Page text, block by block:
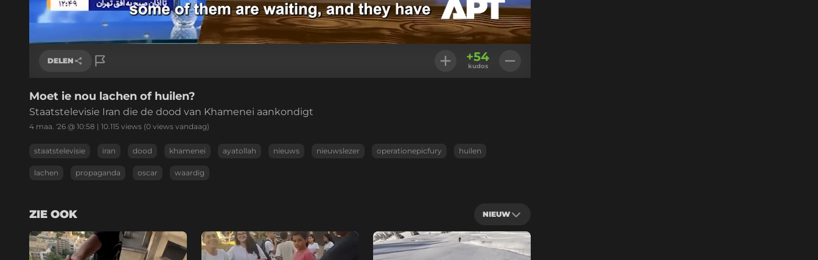
Geladen:
DELEN
Link kopiëren
+54
kudos
Moet ie nou lachen of huilen?
Staatstelevisie Iran die de dood van Khamenei aankondigt
4 maa. '26 @ 10:58 | 10.115 views (0 views vandaag)
staatstelevisie iran dood khamenei ayatollah nieuws nieuwslezer operationepicfury huilen
lachen propaganda oscar waardig
ZIE OOK NIEUW